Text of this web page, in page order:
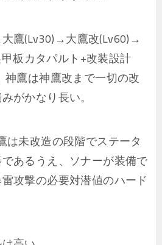
鷹(Lv30)→大鷹改(Lv60)→
板カタパルト+改装設計
鷹は神鷹改まで一切の改
がかなり長い。
未改造の段階でステータ
あるうえ、ソナーが装備で
攻撃の必要対潜値のハード